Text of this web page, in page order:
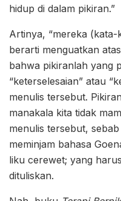
hidup di dalam pikiran.”
Artinya, “mereka (kata-
berarti menguatkan
bahwa pikiranlah yang
“keterselesaian” atau
menulis tersebut.
manakala kita tidak
menulis tersebut,
meminjam bahasa
liku cerewet; yang
dituliskan.